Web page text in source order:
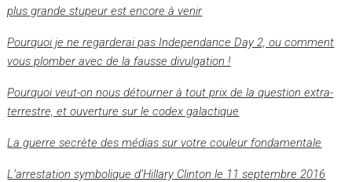
plus grande stupeur est encore à venir
Pourquoi je ne regarderai pas Independance Day 2, ou comment
vous plomber avec de la fausse divulgation !
Pourquoi veut-on nous détourner à tout prix de la question extra-
terrestre, et ouverture sur le codex galactique
La guerre secrète des médias sur votre couleur fondamentale
L’arrestation symbolique d’Hillary Clinton le 11 septembre 2016